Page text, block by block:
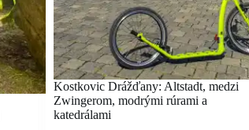
Kostkovic Drážďany: Altstadt, medzi
Zwingerom, modrými rúrami a
katedrálami